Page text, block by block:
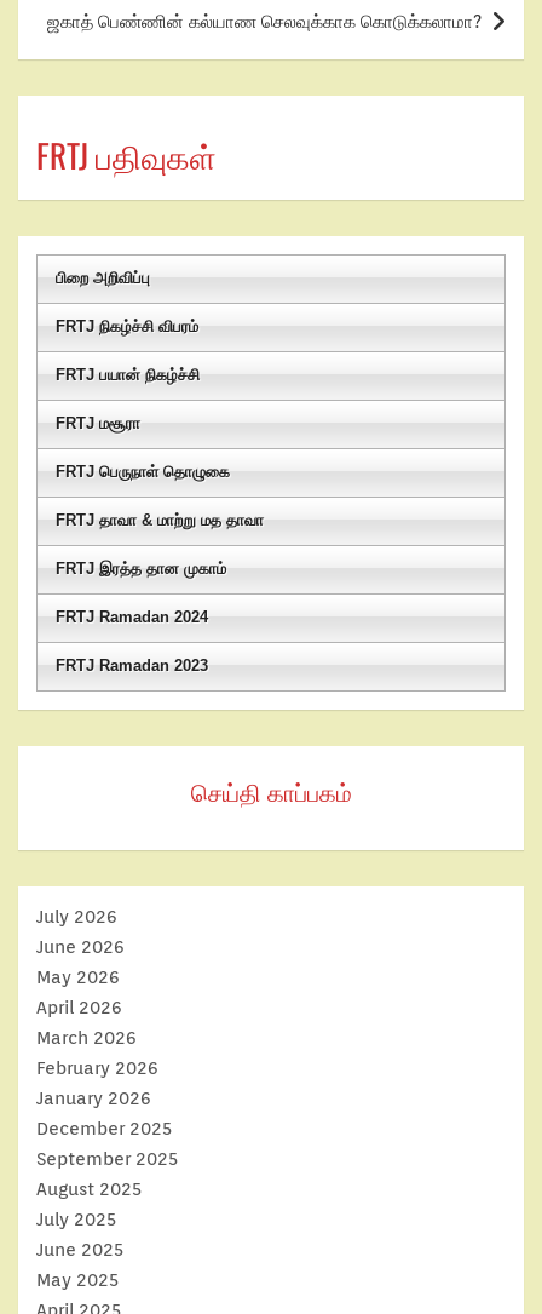
ஜகாத் பெண்ணின் கல்யாண செலவுக்காக கொடுக்கலாமா?
FRTJ பதிவுகள்
பிறை அறிவிப்பு
FRTJ நிகழ்ச்சி விபரம்
FRTJ பயான் நிகழ்ச்சி
FRTJ மசூரா
FRTJ பெருநாள் தொழுகை
FRTJ தாவா & மாற்று மத தாவா
FRTJ இரத்த தான முகாம்
FRTJ Ramadan 2024
FRTJ Ramadan 2023
செய்தி காப்பகம்
July 2026
June 2026
May 2026
April 2026
March 2026
February 2026
January 2026
December 2025
September 2025
August 2025
July 2025
June 2025
May 2025